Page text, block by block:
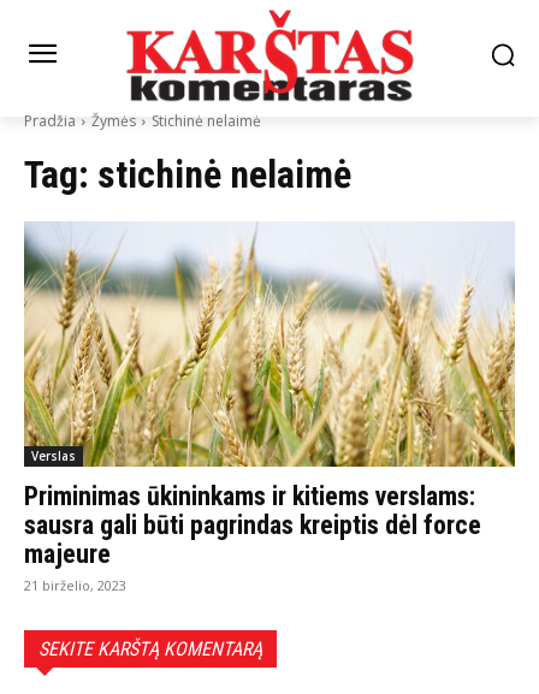
Pradžia Žymės Stichinė nelaimė
Tag: stichinė nelaimė
Verslas
Priminimas ūkininkams ir kitiems verslams:
sausra gali būti pagrindas kreiptis dėl force
majeure
21 birželio, 2023
SEKITE KARŠTĄ KOMENTARĄ